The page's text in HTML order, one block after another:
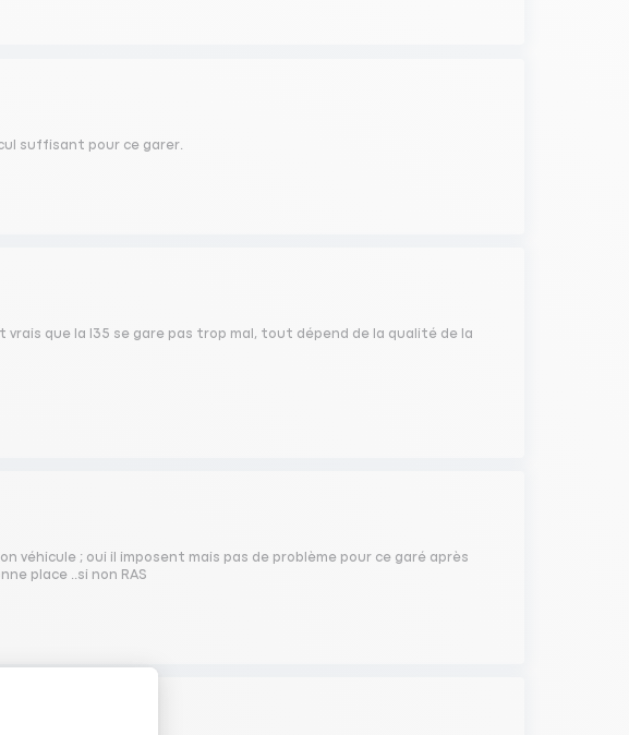
suffisant pour ce garer.
que la I35 se gare pas trop mal, tout dépend de la qualité de la
véhicule ; oui il imposent mais pas de problème pour ce garé après
place ..si non RAS